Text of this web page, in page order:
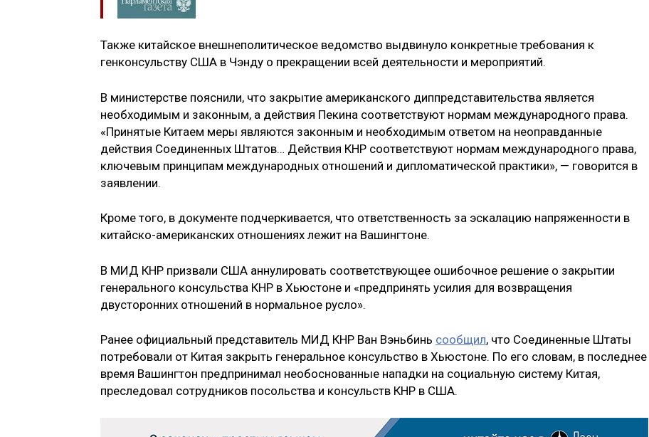
Также китайское внешнеполитическое ведомство выдвинуло конкретные требования к
генконсульству США в Чэнду о прекращении всей деятельности и мероприятий.
В министерстве пояснили, что закрытие американского диппредставительства является
необходимым и законным, а действия Пекина соответствуют нормам международного права.
«Принятые Китаем меры являются законным и необходимым ответом на неоправданные
действия Соединенных Штатов… Действия КНР соответствуют нормам международного права,
ключевым принципам международных отношений и дипломатической практики», — говорится в
заявлении.
Кроме того, в документе подчеркивается, что ответственность за эскалацию напряженности в
китайско-американских отношениях лежит на Вашингтоне.
В МИД КНР призвали США аннулировать соответствующее ошибочное решение о закрытии
генерального консульства КНР в Хьюстоне и «предпринять усилия для возвращения
двусторонних отношений в нормальное русло».
Ранее официальный представитель МИД КНР Ван Вэньбинь сообщил, что Соединенные Штаты
потребовали от Китая закрыть генеральное консульство в Хьюстоне. По его словам, в последнее
время Вашингтон предпринимал необоснованные нападки на социальную систему Китая,
преследовал сотрудников посольства и консульств КНР в США.